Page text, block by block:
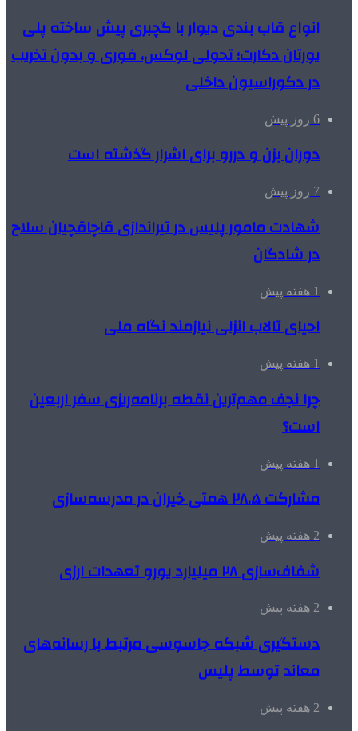
انواع قاب بندی دیوار با گچبری پیش ساخته پلی
یورتان دکارت؛ تحولی لوکس، فوری و بدون تخریب
در دکوراسیون داخلی
6 روز پیش
دوران بزن و دررو برای اشرار گذشته است
7 روز پیش
شهادت مامور پلیس در تیراندازی قاچاقچیان سلاح
در شادگان
1 هفته پیش
احیای تالاب انزلی نیازمند نگاه ملی
1 هفته پیش
چرا نجف مهم‌ترین نقطه برنامه‌ریزی سفر اربعین
است؟
1 هفته پیش
مشارکت ۲۸.۵ همتی خیران در مدرسه‌سازی
2 هفته پیش
شفاف‌سازی ۲۸ میلیارد یورو تعهدات ارزی
2 هفته پیش
دستگیری شبکه جاسوسی مرتبط با رسانه‌های
معاند توسط پلیس
2 هفته پیش